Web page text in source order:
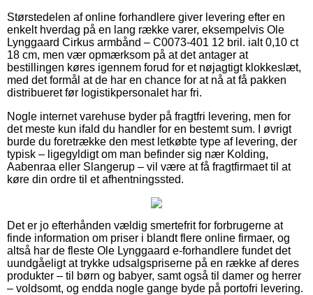
Størstedelen af online forhandlere giver levering efter en
enkelt hverdag på en lang række varer, eksempelvis Ole
Lynggaard Cirkus armbånd – C0073-401 12 bril. ialt 0,10 ct
18 cm, men vær opmærksom på at det antager at
bestillingen køres igennem forud for et nøjagtigt klokkeslæt,
med det formål at de har en chance for at nå at få pakken
distribueret før logistikpersonalet har fri.
Nogle internet varehuse byder på fragtfri levering, men for
det meste kun ifald du handler for en bestemt sum. I øvrigt
burde du foretrække den mest letkøbte type af levering, der
typisk – ligegyldigt om man befinder sig nær Kolding,
Aabenraa eller Slangerup – vil være at få fragtfirmaet til at
køre din ordre til et afhentningssted.
Det er jo efterhånden vældig smertefrit for forbrugerne at
finde information om priser i blandt flere online firmaer, og
altså har de fleste Ole Lynggaard e-forhandlere fundet det
uundgåeligt at trykke udsalgspriserne på en række af deres
produkter – til børn og babyer, samt også til damer og herrer
– voldsomt, og endda nogle gange byde på portofri levering.